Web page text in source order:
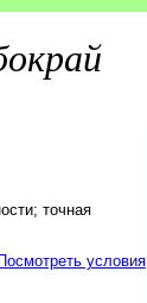
точная
Посмотреть условия